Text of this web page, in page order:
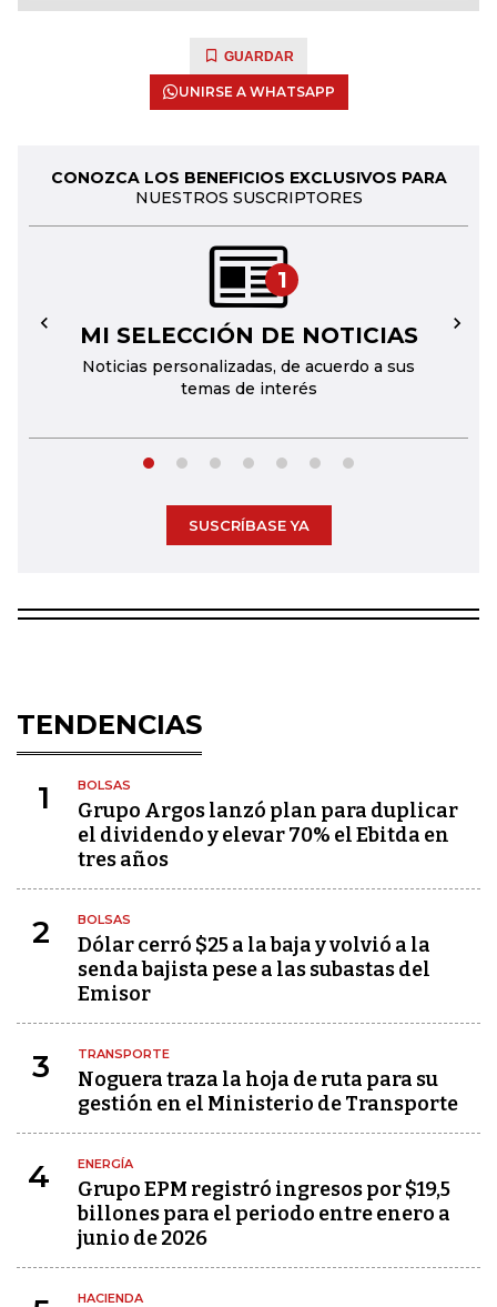
GUARDAR
UNIRSE A WHATSAPP
CONOZCA LOS BENEFICIOS EXCLUSIVOS PARA
NUESTROS SUSCRIPTORES
1
MI SELECCIÓN DE NOTICIAS
Noticias personalizadas, de acuerdo a sus
temas de interés
← →
SUSCRÍBASE YA
TENDENCIAS
1 BOLSAS
Grupo Argos lanzó plan para duplicar
el dividendo y elevar 70% el Ebitda en
tres años
2 BOLSAS
Dólar cerró $25 a la baja y volvió a la
senda bajista pese a las subastas del
Emisor
3 TRANSPORTE
Noguera traza la hoja de ruta para su
gestión en el Ministerio de Transporte
4 ENERGÍA
Grupo EPM registró ingresos por $19,5
billones para el periodo entre enero a
junio de 2026
HACIENDA